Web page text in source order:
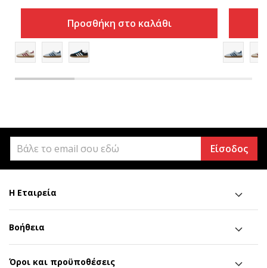
Προσθήκη στο καλάθι
Είσοδος
Η Εταιρεία
Βοήθεια
Όροι και προϋποθέσεις